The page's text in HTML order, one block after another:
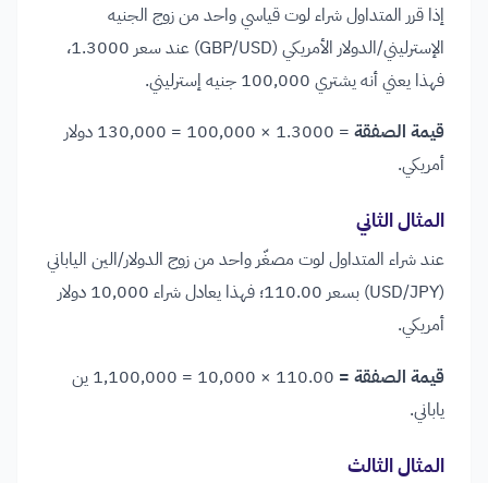
إذا قرر المتداول شراء لوت قياسي واحد من زوج الجنيه
الإسترليني/الدولار الأمريكي (GBP/USD) عند سعر 1.3000،
فهذا يعني أنه يشتري 100,000 جنيه إسترليني.
قيمة الصفقة
= 1.3000 × 100,000 = 130,000 دولار
أمريكي.
المثال الثاني
عند شراء المتداول لوت مصغّر واحد من زوج الدولار/الين الياباني
(USD/JPY) بسعر 110.00؛ فهذا يعادل شراء 10,000 دولار
أمريكي.
قيمة الصفقة =
110.00 × 10,000 = 1,100,000 ين
ياباني.
المثال الثالث